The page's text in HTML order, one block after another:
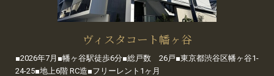
ヴィスタコート幡ヶ谷
■2026年7月■幡ヶ谷駅徒歩6分■総戸数 26戸■東京都渋谷区幡ヶ谷1-
24-25■地上6階 RC造■フリーレント1ヶ月